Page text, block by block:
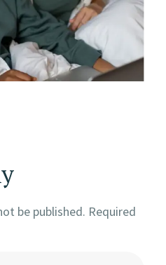
be published. Required